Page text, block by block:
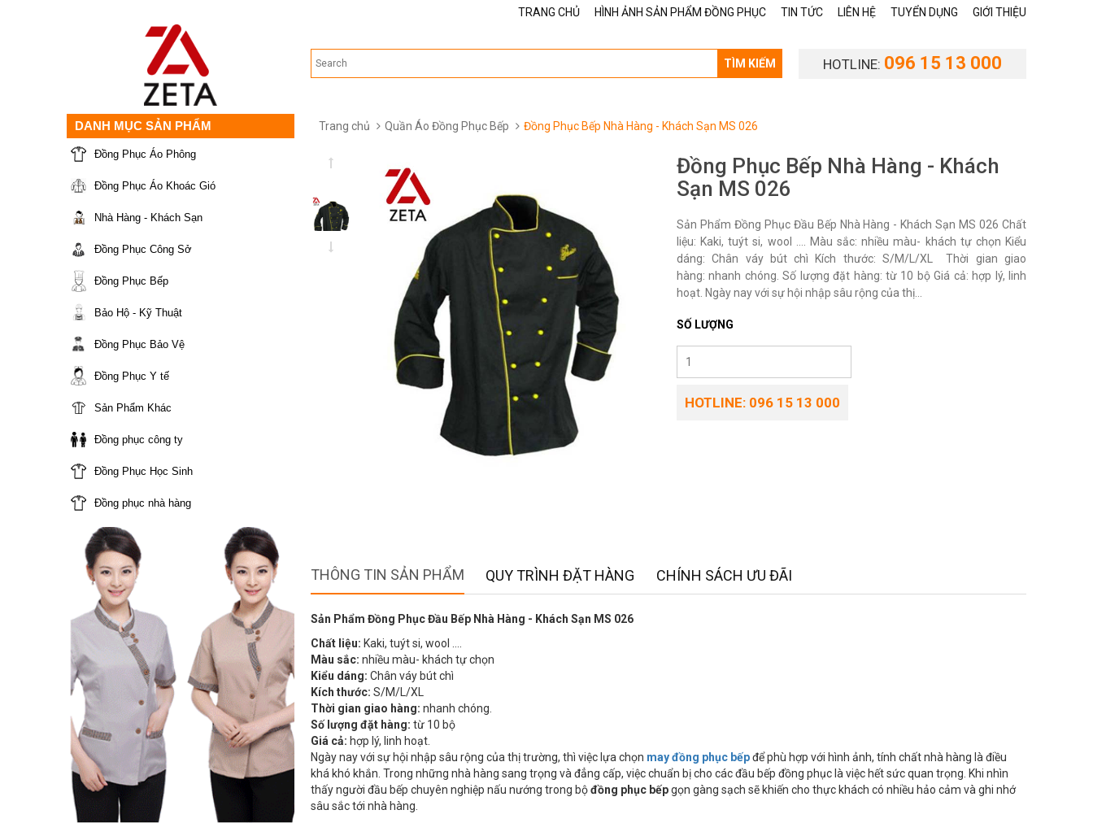
TRANG CHỦ HÌNH ẢNH SẢN PHẨM ĐỒNG PHỤC TIN TỨC LIÊN HỆ TUYỂN DỤNG GIỚI THIỆU
HOTLINE: 096 15 13 000
TÌM KIẾM
DANH MỤC SẢN PHẨM
Đồng Phục Áo Phông
Đồng Phục Áo Khoác Gió
Nhà Hàng - Khách Sạn
Đồng Phục Công Sở
Đồng Phục Bếp
Bảo Hộ - Kỹ Thuật
Đồng Phục Bảo Vệ
Đồng Phục Y tế
Sản Phẩm Khác
Đồng phục công ty
Đồng Phục Học Sinh
Đồng phục nhà hàng
Trang chủ Quần Áo Đồng Phục Bếp Đồng Phục Bếp Nhà Hàng - Khách Sạn MS 026
Đồng Phục Bếp Nhà Hàng - Khách
Sạn MS 026
Sản Phẩm Đồng Phục Đầu Bếp Nhà Hàng - Khách Sạn MS 026 Chất
liệu: Kaki, tuýt si, wool …. Màu sắc: nhiều màu- khách tự chọn Kiểu
dáng: Chân váy bút chì Kích thước: S/M/L/XL Thời gian giao
hàng: nhanh chóng. Số lượng đặt hàng: từ 10 bộ Giá cả: hợp lý, linh
hoạt. Ngày nay với sự hội nhập sâu rộng của thị...
SỐ LƯỢNG
HOTLINE: 096 15 13 000
THÔNG TIN SẢN PHẨM QUY TRÌNH ĐẶT HÀNG CHÍNH SÁCH ƯU ĐÃI
Sản Phẩm Đồng Phục Đầu Bếp Nhà Hàng - Khách Sạn MS 026
Chất liệu: Kaki, tuýt si, wool ….
Màu sắc: nhiều màu- khách tự chọn
Kiểu dáng: Chân váy bút chì
Kích thước: S/M/L/XL
Thời gian giao hàng: nhanh chóng.
Số lượng đặt hàng: từ 10 bộ
Giá cả: hợp lý, linh hoạt.
Ngày nay với sự hội nhập sâu rộng của thị trường, thì việc lựa chọn may đồng phục bếpđể phù hợp với hình ảnh, tính chất nhà hàng là điều
khá khó khắn. Trong những nhà hàng sang trọng và đẳng cấp, việc chuẩn bị cho các đầu bếp đồng phục là việc hết sức quan trọng. Khi nhìn
thấy người đầu bếp chuyên nghiệp nấu nướng trong bộđồng phục bếpgọn gàng sạch sẽ khiến cho thực khách có nhiều hảo cảm và ghi nhớ
sâu sắc tới nhà hàng.